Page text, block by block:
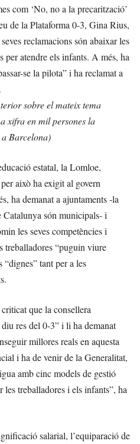
com ‘No, no a la precarització’
de la Plataforma 0-3, Gina Rius,
reclamacions són abaixar les
per atendre els infants. A més, ha
se la pilota” i ha reclamat a
sobre el mateix tema
xifra en mil persones la
Barcelona)
estatal, la Lomloe,
això ha exigit al govern
ha demanat a ajuntaments -la
són municipals- i
les seves competències i
treballadores “puguin viure
tant per a les
que la consellera
res del 0-3” i li ha demanat
millores reals en aquesta
i ha de venir de la Generalitat,
amb cinc models de gestió
les treballadores i els infants”, ha
salarial, l’equiparació de